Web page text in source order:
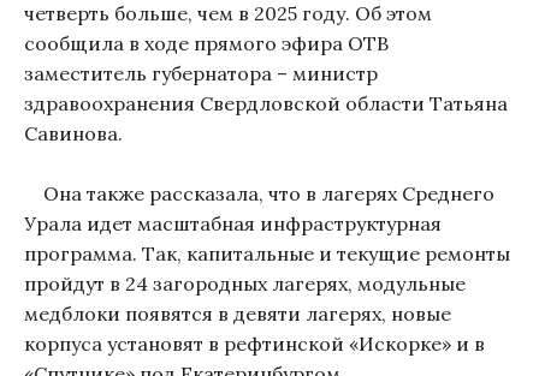
четверть больше, чем в 2025 году. Об этом
сообщила в ходе прямого эфира ОТВ
заместитель губернатора – министр
здравоохранения Свердловской области Татьяна
Савинова.
Она также рассказала, что в лагерях Среднего
Урала идет масштабная инфраструктурная
программа. Так, капитальные и текущие ремонты
пройдут в 24 загородных лагерях, модульные
медблоки появятся в девяти лагерях, новые
корпуса установят в рефтинской «Искорке» и в